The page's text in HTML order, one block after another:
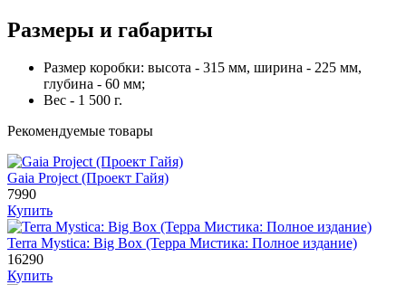
Размеры и габариты
Размер коробки: высота - 315 мм, ширина - 225 мм,
глубина - 60 мм;
Вес - 1 500 г.
Рекомендуемые товары
Gaia Project (Проект Гайя)
7990
Купить
Terra Mystica: Big Box (Терра Мистика: Полное издание)
16290
Купить